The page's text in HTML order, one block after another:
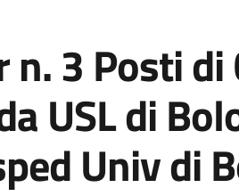
3 Posti di
USL di
Univ di